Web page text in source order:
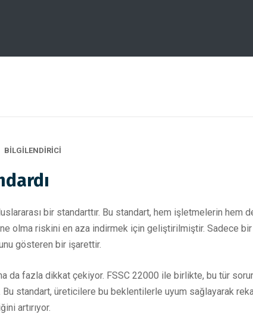
BILGILENDIRICI
bir standarttır. Bu standart, hem işletmelerin hem
olma riskini en aza indirmek için geliştirilmiştir. Sadece
gösteren bir işarettir.
da fazla dikkat çekiyor. FSSC 22000 ile birlikte, bu tür
standart, üreticilere bu beklentilerle uyum sağlayarak
artırıyor.